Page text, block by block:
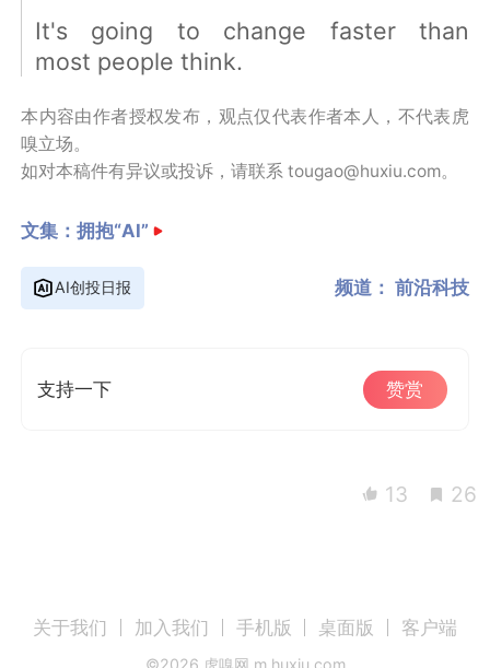
It's going to change faster than
most people think.
本内容由作者授权发布，观点仅代表作者本人，不代表虎
嗅立场。
如对本稿件有异议或投诉，请联系 tougao@huxiu.com。
文集：拥抱“AI”
AI创投日报 频道： 前沿科技
支持一下 赞赏
13 26
关于我们 加入我们 手机版 桌面版 客户端